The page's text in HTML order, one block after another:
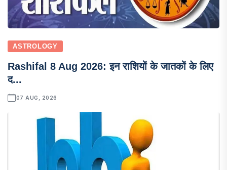
ASTROLOGY
Rashifal 8 Aug 2026: इन राशियों के जातकों के लिए
द...
07 AUG, 2026